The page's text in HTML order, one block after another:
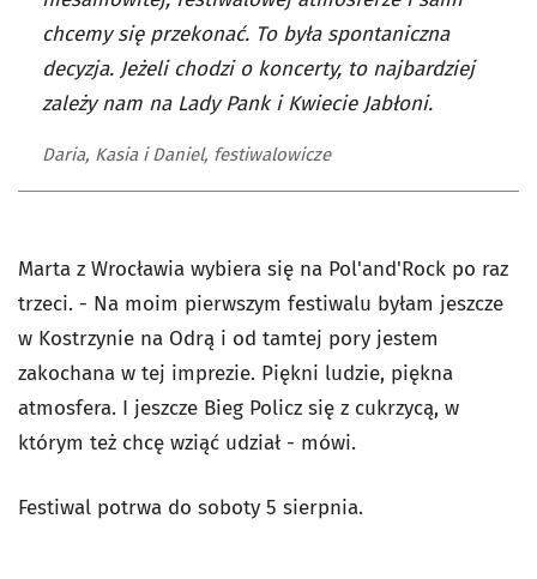
chcemy się przekonać. To była spontaniczna
decyzja. Jeżeli chodzi o koncerty, to najbardziej
zależy nam na Lady Pank i Kwiecie Jabłoni.
Daria, Kasia i Daniel, festiwalowicze
Marta z Wrocławia wybiera się na Pol'and'Rock po raz
trzeci. - Na moim pierwszym festiwalu byłam jeszcze
w Kostrzynie na Odrą i od tamtej pory jestem
zakochana w tej imprezie. Piękni ludzie, piękna
atmosfera. I jeszcze Bieg Policz się z cukrzycą, w
którym też chcę wziąć udział - mówi.
Festiwal potrwa do soboty 5 sierpnia.